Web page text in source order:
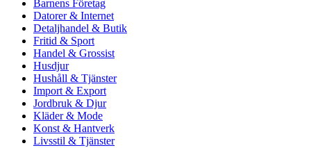
Barnens Företag
Datorer & Internet
Detaljhandel & Butik
Fritid & Sport
Handel & Grossist
Husdjur
Hushåll & Tjänster
Import & Export
Jordbruk & Djur
Kläder & Mode
Konst & Hantverk
Livsstil & Tjänster